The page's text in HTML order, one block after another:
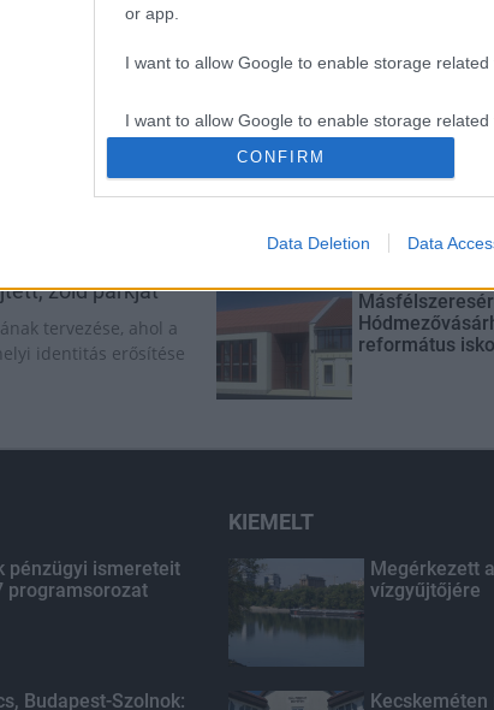
or app.
I want to allow Google to enable storage related
I want to allow Google to enable storage
authentication functionality and fraud
CONFIRM
Data Deletion Data
Kft.
zöld parkját
tervezése, ahol a
identitás erősítése
Bicske Kelet
csomópont
református
pénzügyi ismereteit
programsorozat
Budapest-Szolnok:
KIEMELT
Megérkezett
vízgyűjtőjére